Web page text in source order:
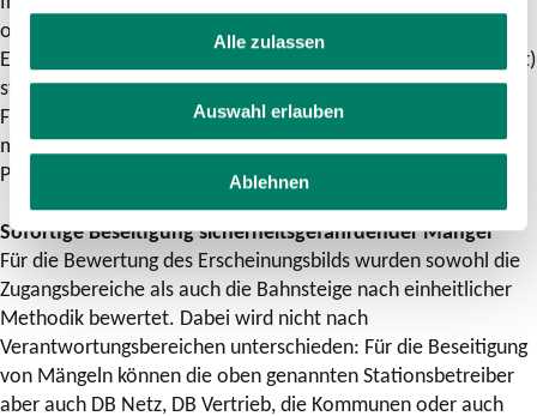
Alle zulassen
Auswahl erlauben
Ablehnen
oben beschrieben die Graffiti im Zugangsbereich und das
Erscheinungsbild der Aufzüge (82,4 Prozent, plus 17,1 Prozent)
stark verbessert haben. Demgegenüber haben sich die
Funktionalität der Uhren im Zugangsbereich (84 Prozent,
minus 6,3 Prozent) und die Funktionalität der Aufzüge (83,8
Prozent, minus 5,1 Prozent) besonders verschlechtert.
Sofortige Beseitigung sicherheitsgefährdender Mängel
Für die Bewertung des Erscheinungsbilds wurden sowohl die
Zugangsbereiche als auch die Bahnsteige nach einheitlicher
Methodik bewertet. Dabei wird nicht nach
Verantwortungsbereichen unterschieden: Für die Beseitigung
von Mängeln können die oben genannten Stationsbetreiber
aber auch DB Netz, DB Vertrieb, die Kommunen oder auch